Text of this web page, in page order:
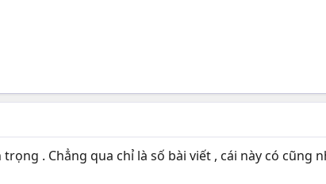
. Chẳng qua chỉ là số bài viết , cái này có cũng